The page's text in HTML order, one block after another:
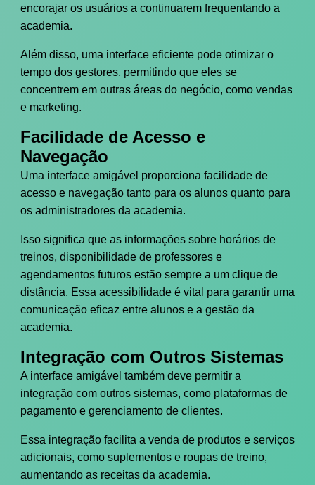
encorajar os usuários a continuarem frequentando a
academia.
Além disso, uma interface eficiente pode otimizar o
tempo dos gestores, permitindo que eles se
concentrem em outras áreas do negócio, como vendas
e marketing.
Facilidade de Acesso e
Navegação
Uma interface amigável proporciona facilidade de
acesso e navegação tanto para os alunos quanto para
os administradores da academia.
Isso significa que as informações sobre horários de
treinos, disponibilidade de professores e
agendamentos futuros estão sempre a um clique de
distância. Essa acessibilidade é vital para garantir uma
comunicação eficaz entre alunos e a gestão da
academia.
Integração com Outros Sistemas
A interface amigável também deve permitir a
integração com outros sistemas, como plataformas de
pagamento e gerenciamento de clientes.
Essa integração facilita a venda de produtos e serviços
adicionais, como suplementos e roupas de treino,
aumentando as receitas da academia.